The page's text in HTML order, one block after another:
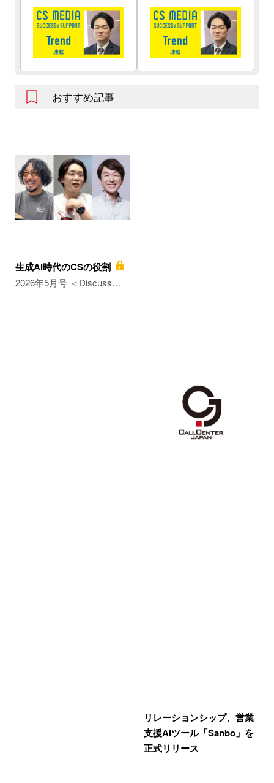
おすすめ記事
生成AI時代のCSの役割
2026年5月号 ＜Discuss…
リレーションシップ、営業
支援AIツール「Sanbo」を
正式リリース